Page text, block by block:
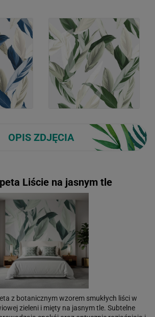
OPIS ZDJĘCIA
Liście na jasnym tle
z botanicznym wzorem smukłych liści w
zieleni i mięty na jasnym tle. Subtelne